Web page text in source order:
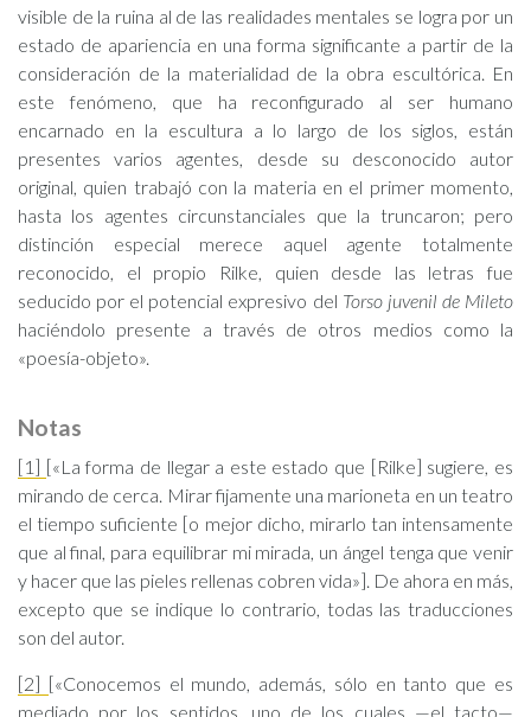
visible de la ruina al de las realidades mentales se logra por un
estado de apariencia en una forma significante a partir de la
consideración de la materialidad de la obra escultórica. En
este fenómeno, que ha reconfigurado al ser humano
encarnado en la escultura a lo largo de los siglos, están
presentes varios agentes, desde su desconocido autor
original, quien trabajó con la materia en el primer momento,
hasta los agentes circunstanciales que la truncaron; pero
distinción especial merece aquel agente totalmente
reconocido, el propio Rilke, quien desde las letras fue
seducido por el potencial expresivo del Torso juvenil de Mileto
haciéndolo presente a través de otros medios como la
«poesía-objeto».
Notas
[1] [«La forma de llegar a este estado que [Rilke] sugiere, es
mirando de cerca. Mirar fijamente una marioneta en un teatro
el tiempo suficiente [o mejor dicho, mirarlo tan intensamente
que al final, para equilibrar mi mirada, un ángel tenga que venir
y hacer que las pieles rellenas cobren vida»]. De ahora en más,
excepto que se indique lo contrario, todas las traducciones
son del autor.
[2] [«Conocemos el mundo, además, sólo en tanto que es
mediado por los sentidos, uno de los cuales —el tacto—